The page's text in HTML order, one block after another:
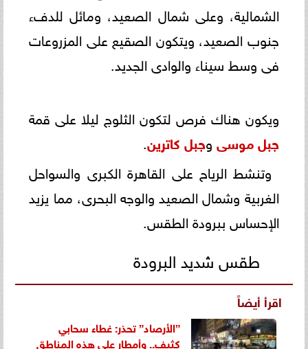
الشمالية، وعلى شمال الصعيد، ومائل للدفء
جنوب الصعيد، ويتكون الصقيع على المزروعات
فى وسط سيناء والوادى الجديد.
ويكون هناك فرص لتكون الثلوج ليلا على قمة
جبل موسى وجبل كاترين.
وتنشط الرياح على القاهرة الكبرى والسواحل
الغربية وشمال الصعيد والوجه البحرى، مما يزيد
الإحساس ببرودة الطقس.
طقس شديد البرودة
اقرأ أيضاً
”الأرصاد” تحذر: غطاء سحابي
كثيف.. وأمطار على هذه المناطق